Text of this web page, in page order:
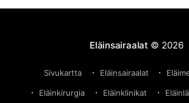
Eläinsairaalat © 2026
Sivukartta Eläinsairaalat
Eläinkirurgia Eläinklinikat